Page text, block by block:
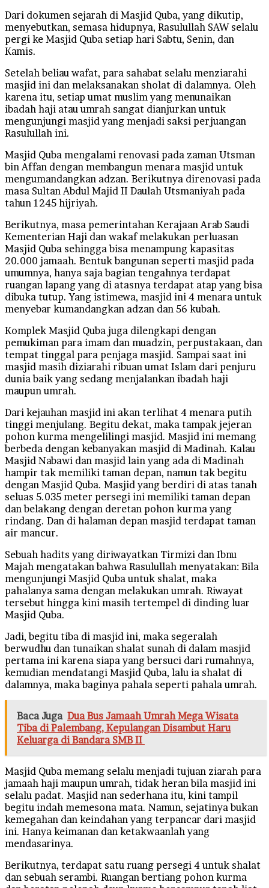
Dari dokumen sejarah di Masjid Quba, yang dikutip,
menyebutkan, semasa hidupnya, Rasulullah SAW selalu
pergi ke Masjid Quba setiap hari Sabtu, Senin, dan
Kamis.
Setelah beliau wafat, para sahabat selalu menziarahi
masjid ini dan melaksanakan sholat di dalamnya. Oleh
karena itu, setiap umat muslim yang menunaikan
ibadah haji atau umrah sangat dianjurkan untuk
mengunjungi masjid yang menjadi saksi perjuangan
Rasulullah ini.
Masjid Quba mengalami renovasi pada zaman Utsman
bin Affan dengan membangun menara masjid untuk
mengumandangkan adzan. Berikutnya direnovasi pada
masa Sultan Abdul Majid II Daulah Utsmaniyah pada
tahun 1245 hijriyah.
Berikutnya, masa pemerintahan Kerajaan Arab Saudi
Kementerian Haji dan wakaf melakukan perluasan
Masjid Quba sehingga bisa menampung kapasitas
20.000 jamaah. Bentuk bangunan seperti masjid pada
umumnya, hanya saja bagian tengahnya terdapat
ruangan lapang yang di atasnya terdapat atap yang bisa
dibuka tutup. Yang istimewa, masjid ini 4 menara untuk
menyebar kumandangkan adzan dan 56 kubah.
Komplek Masjid Quba juga dilengkapi dengan
pemukiman para imam dan muadzin, perpustakaan, dan
tempat tinggal para penjaga masjid. Sampai saat ini
masjid masih diziarahi ribuan umat Islam dari penjuru
dunia baik yang sedang menjalankan ibadah haji
maupun umrah.
Dari kejauhan masjid ini akan terlihat 4 menara putih
tinggi menjulang. Begitu dekat, maka tampak jejeran
pohon kurma mengelilingi masjid. Masjid ini memang
berbeda dengan kebanyakan masjid di Madinah. Kalau
Masjid Nabawi dan masjid lain yang ada di Madinah
hampir tak memiliki taman depan, namun tak begitu
dengan Masjid Quba. Masjid yang berdiri di atas tanah
seluas 5.035 meter persegi ini memiliki taman depan
dan belakang dengan deretan pohon kurma yang
rindang. Dan di halaman depan masjid terdapat taman
air mancur.
Sebuah hadits yang diriwayatkan Tirmizi dan Ibnu
Majah mengatakan bahwa Rasulullah menyatakan: Bila
mengunjungi Masjid Quba untuk shalat, maka
pahalanya sama dengan melakukan umrah. Riwayat
tersebut hingga kini masih tertempel di dinding luar
Masjid Quba.
Jadi, begitu tiba di masjid ini, maka segeralah
berwudhu dan tunaikan shalat sunah di dalam masjid
pertama ini karena siapa yang bersuci dari rumahnya,
kemudian mendatangi Masjid Quba, lalu ia shalat di
dalamnya, maka baginya pahala seperti pahala umrah.
Baca Juga Dua Bus Jamaah Umrah Mega Wisata
Tiba di Palembang, Kepulangan Disambut Haru
Keluarga di Bandara SMB II
Masjid Quba memang selalu menjadi tujuan ziarah para
jamaah haji maupun umrah, tidak heran bila masjid ini
selalu padat. Masjid nan sederhana itu, kini tampil
begitu indah memesona mata. Namun, sejatinya bukan
kemegahan dan keindahan yang terpancar dari masjid
ini. Hanya keimanan dan ketakwaanlah yang
mendasarinya.
Berikutnya, terdapat satu ruang persegi 4 untuk shalat
dan sebuah serambi. Ruangan bertiang pohon kurma